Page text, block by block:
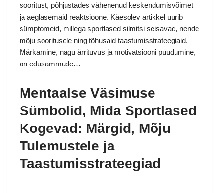
sooritust, põhjustades vähenenud keskendumisvõimet
ja aeglasemaid reaktsioone. Käesolev artikkel uurib
sümptomeid, millega sportlased silmitsi seisavad, nende
mõju sooritusele ning tõhusaid taastumisstrateegiaid.
Märkamine, nagu ärrituvus ja motivatsiooni puudumine,
on edusammude…
Mentaalse Väsimuse
Sümbolid, Mida Sportlased
Kogevad: Märgid, Mõju
Tulemustele ja
Taastumisstrateegiad